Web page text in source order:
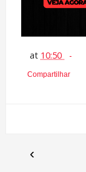
at 10:50
Compartilhar
‹